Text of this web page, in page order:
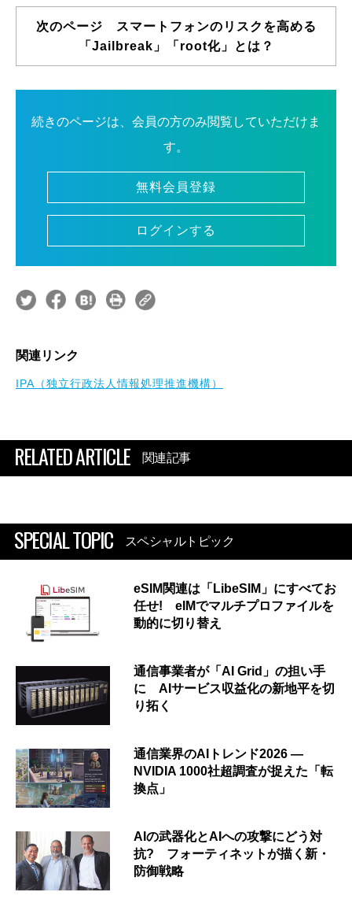
次のページ スマートフォンのリスクを高める
「Jailbreak」「root化」とは？
続きのページは、会員の方のみ閲覧していただけま
す。
無料会員登録
ログインする
関連リンク
IPA（独立行政法人情報処理推進機構）
RELATED ARTICLE 関連記事
SPECIAL TOPIC スペシャルトピック
eSIM関連は「LibeSIM」にすべてお
任せ! eIMでマルチプロファイルを
動的に切り替え
通信事業者が「AI Grid」の担い手
に AIサービス収益化の新地平を切
り拓く
通信業界のAIトレンド2026 ―
NVIDIA 1000社超調査が捉えた「転
換点」
AIの武器化とAIへの攻撃にどう対
抗? フォーティネットが描く新・
防御戦略